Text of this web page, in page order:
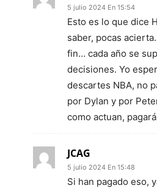
5 julio 2024 En 15:54
Esto es lo que dice
saber, pocas
fin… cada año se
decisiones. Yo
descartes NBA, no
por Dylan y por
como actuan,
JCAG
5 julio 2024 En 15:48
Si han pagado eso,